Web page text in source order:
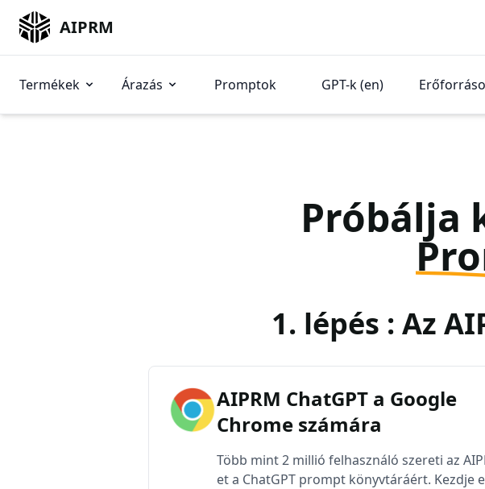
AIPRM
Termékek Árazás Promptok GPT-k (en)
Próbálja
1. lépés : Az
AIPRM ChatGPT a Google
Chrome számára
Több mint 2 millió felhasználó szereti az
et a ChatGPT prompt könyvtáráért. Kezdje